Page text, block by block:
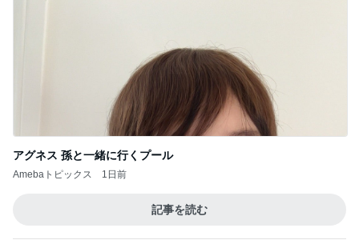
アグネス 孫と一緒に行くプール
Amebaトピックス 1日前
記事を読む